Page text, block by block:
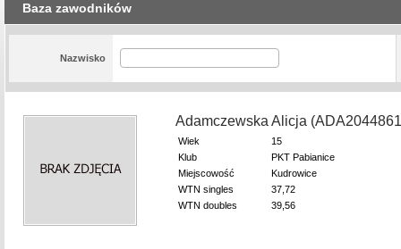
Baza zawodników
Nazwisko
Adamczewska Alicja
Wiek
15
Klub
PKT Pabianice
Miejscowość
Kudrowice
WTN singles
37,72
WTN doubles
39,56